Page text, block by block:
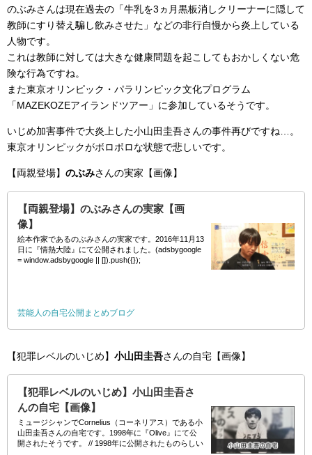
のぶみさんは現在過去の「牛乳を3ヵ月黒板消しクリーナーに隠して
教師にすり替え騙し飲みさせた」などの非行自慢から炎上している
人物です。
これは教師に対しては大きな健康問題を起こしてもおかしくない危
険な行為ですね。
また東京オリンピック・パラリンピック文化プログラム
「MAZEKOZEアイランドツアー」に参加しているそうです。
いじめ加害事件で大炎上した小山田圭吾さんの事件再びですね…。
東京オリンピックがボロボロな状態で悲しいです。
【両親登場】 のぶみさんの実家【画像】
【両親登場】のぶみさんの実家【画
像】
絵本作家であるのぶみさんの実家です。2016年11月13
日に『情熱大陸』にて公開されました。(adsbygoogle
= window.adsbygoogle || []).push({});
芸能人の自宅公開まとめブログ
【犯罪レベルのいじめ】 小山田圭吾さんの自宅【画像】
【犯罪レベルのいじめ】小山田圭吾さ
んの自宅【画像】
ミュージシャンでCornelius（コーネリアス）である小
山田圭吾さんの自宅です。1998年に『Olive』にて公
開されたそうです。 // 1998年に公開されたものらしい